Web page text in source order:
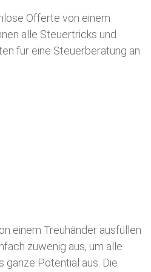
Offerte von einem
alle Steuertricks und
für eine Steuerberatung an
einem Treuhänder ausfüllen
zuwenig aus, um alle
ganze Potential aus. Die